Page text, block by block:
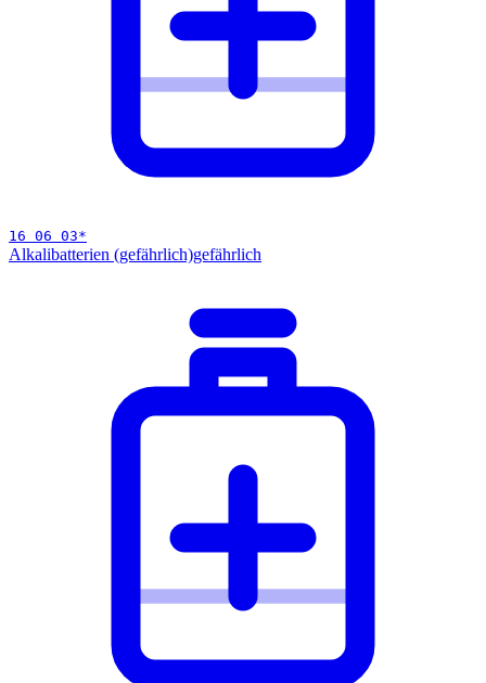
16 06 03*
Alkalibatterien (gefährlich)gefährlich